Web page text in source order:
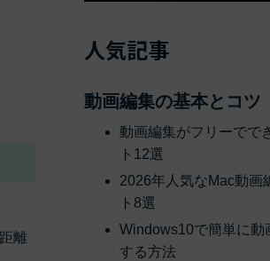
離
人気記事
動画編集の基本とコツ
動画編集がフリーでで
ト12選
2026年人気なMac動画
ト8選
Windows10で簡単に動
する方法